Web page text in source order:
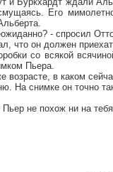
Его
- спросил
он должен
со всякой
Пьера.
в каком
снимке он точно
не похож ни на